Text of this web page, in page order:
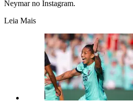
Neymar no Instagram.
Leia Mais